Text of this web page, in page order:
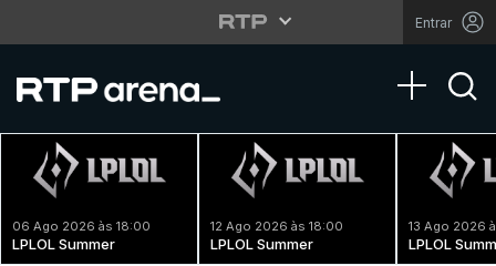
Entrar
Toggle
06 Ago 2026 às 18:00
LPLOL Summer
12 Ago 2026 às 18:00
LPLOL Summer
13 Ago 2026
LPLOL